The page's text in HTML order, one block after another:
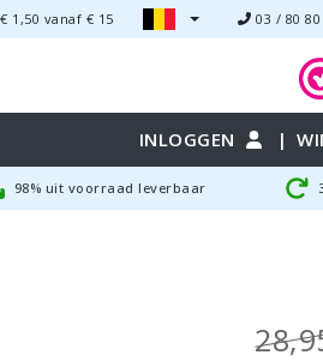
€ 1,50 vanaf € 15 03 / 80
INLOGGEN |
98% uit voorraad leverbaar